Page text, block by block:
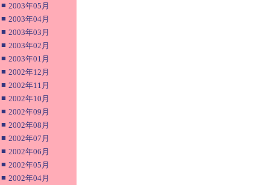
■ 2003年05月
■ 2003年04月
■ 2003年03月
■ 2003年02月
■ 2003年01月
■ 2002年12月
■ 2002年11月
■ 2002年10月
■ 2002年09月
■ 2002年08月
■ 2002年07月
■ 2002年06月
■ 2002年05月
■ 2002年04月